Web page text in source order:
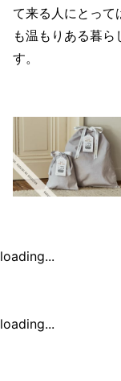
て来る人にとって
も温もりある暮ら
す。
loading...
loading...